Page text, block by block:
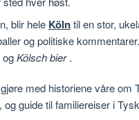
blir hele Kölntil en stor,
og politiske
ogKölsch bier.
med historiene våre
guide til familiereiser i